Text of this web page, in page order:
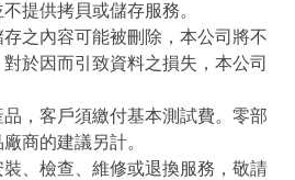
提供拷貝或儲存服務。
之內容可能被刪除，本公司將不
於因而引致資料之損失，本公司
，客戶須繳付基本測試費。零部
商的建議另計。
、檢查、維修或退換服務，敬請